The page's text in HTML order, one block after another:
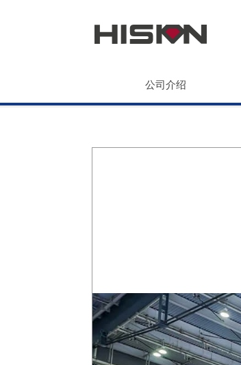
公司介绍